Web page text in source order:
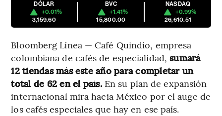
DÓLAR
+0.01%
3,159.60
BVC
+1.41%
15,800.00
NASDAQ
+0.99%
26,610.51
Bloomberg Línea — Café Quindío, empresa
colombiana de cafés de especialidad,sumará
12 tiendas más este año para completar un
total de 62 en el país.En su plan de expansión
internacional mira hacia México por el auge de
los cafés especiales que hay en ese país.